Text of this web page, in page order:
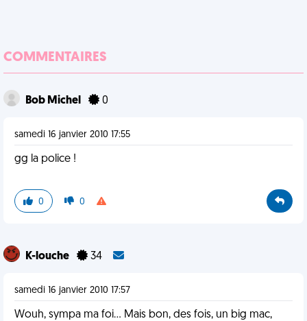
COMMENTAIRES
Bob Michel 0
samedi 16 janvier 2010 17:55
gg la police !
0 0
K-louche 34
samedi 16 janvier 2010 17:57
Wouh, sympa ma foi... Mais bon, des fois, un big mac,